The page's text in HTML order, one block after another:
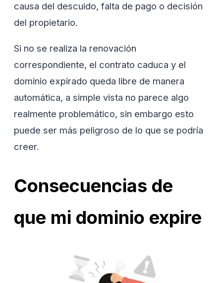
causa del descuido, falta de pago o decisión
del propietario.
Si no se realiza la renovación
correspondiente, el contrato caduca y el
dominio expirado queda libre de manera
automática, a simple vista no parece algo
realmente problemático, sin embargo esto
puede ser más peligroso de lo que se podría
creer.
Consecuencias de
que mi dominio expire